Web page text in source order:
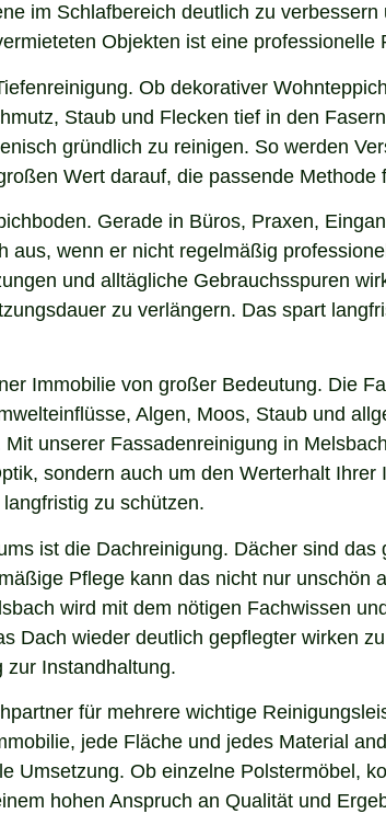
im Schlafbereich deutlich zu
Objekten ist eine professionelle
Ob dekorativer
Staub und Flecken tief in den
gründlich zu reinigen. So werden
Wert darauf, die passende
Gerade in Büros, Praxen,
wenn er nicht regelmäßig
und alltägliche Gebrauchsspuren
zu verlängern. Das spart
Immobilie von großer Bedeutung. Die
Algen, Moos, Staub und
unserer Fassadenreinigung in
sondern auch um den Werterhalt
zu schützen.
ist die Dachreinigung. Dächer sind
Pflege kann das nicht nur
wird mit dem nötigen Fachwissen
Dach wieder deutlich gepflegter wirken
zur Instandhaltung.
für mehrere wichtige
jede Fläche und jedes Material
Umsetzung. Ob einzelne Polstermöbel,
hohen Anspruch an Qualität und